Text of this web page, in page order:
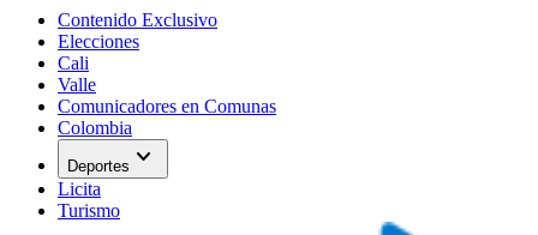
Contenido Exclusivo
Elecciones
Cali
Valle
Comunicadores en Comunas
Colombia
Deportes expand_more
Licita
Turismo